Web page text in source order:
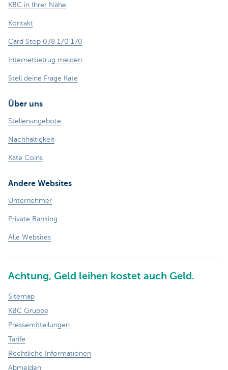
KBC in Ihrer Nähe
Kontakt
Card Stop 078 170 170
Internetbetrug melden
Stell deine Frage Kate
Über uns
Stellenangebote
Nachhaltigkeit
Kate Coins
Andere Websites
Unternehmer
Private Banking
Alle Websites
Achtung, Geld leihen kostet auch Geld.
Sitemap
KBC Gruppe
Pressemitteilungen
Tarife
Rechtliche Informationen
Abmelden